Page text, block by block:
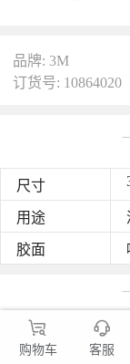
品牌: 3M
订货号: 10864020
尺寸
用途
胶面
粘剂浓度高，喷胶
喷胶颗粒细且匀
具有两喷头，白色
购物车 客服